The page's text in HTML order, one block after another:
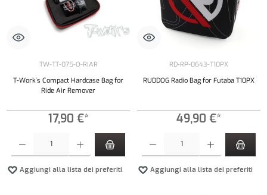
TW-TT-075-O-RIAR
T-Work`s Compact Hardcase Bag for
Ride Air Remover
17,90 €*
Aggiungi alla lista dei preferiti
RD-RP-0643-T10PX
RUDDOG Radio Bag for Futaba T10PX
49,90 €*
Aggiungi alla lista dei preferiti